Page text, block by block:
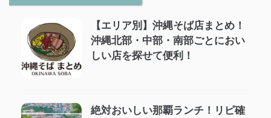
【エリア別】沖縄そば店まとめ！
沖縄北部・中部・南部ごとにおい
しい店を探せて便利！
絶対おいしい那覇ランチ！リピ確